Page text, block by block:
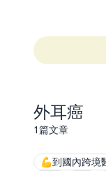
外耳癌
1篇文章
💪到國內跨境